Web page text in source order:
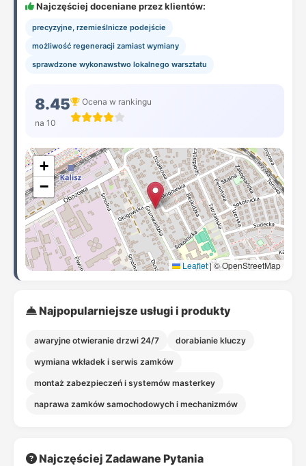
Najczęściej doceniane przez klientów:
precyzyjne, rzemieślnicze podejście
możliwość regeneracji zamiast wymiany
sprawdzone wykonawstwo lokalnego warsztatu
8.45
na 10
Ocena w rankingu
+
−
Leaflet|© OpenStreetMap
Najpopularniejsze usługi i produkty
awaryjne otwieranie drzwi 24/7 dorabianie kluczy
wymiana wkładek i serwis zamków
montaż zabezpieczeń i systemów masterkey
naprawa zamków samochodowych i mechanizmów
Najczęściej Zadawane Pytania